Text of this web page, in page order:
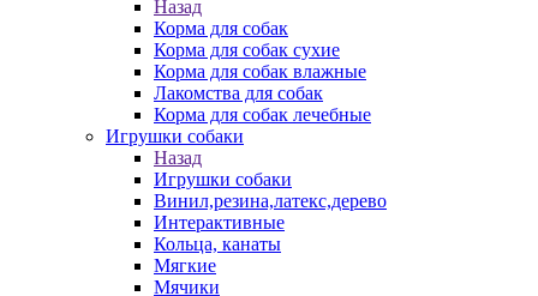
Назад
Корма для собак
Корма для собак сухие
Корма для собак влажные
Лакомства для собак
Корма для собак лечебные
Игрушки собаки
Назад
Игрушки собаки
Винил,резина,латекс,дерево
Интерактивные
Кольца, канаты
Мягкие
Мячики